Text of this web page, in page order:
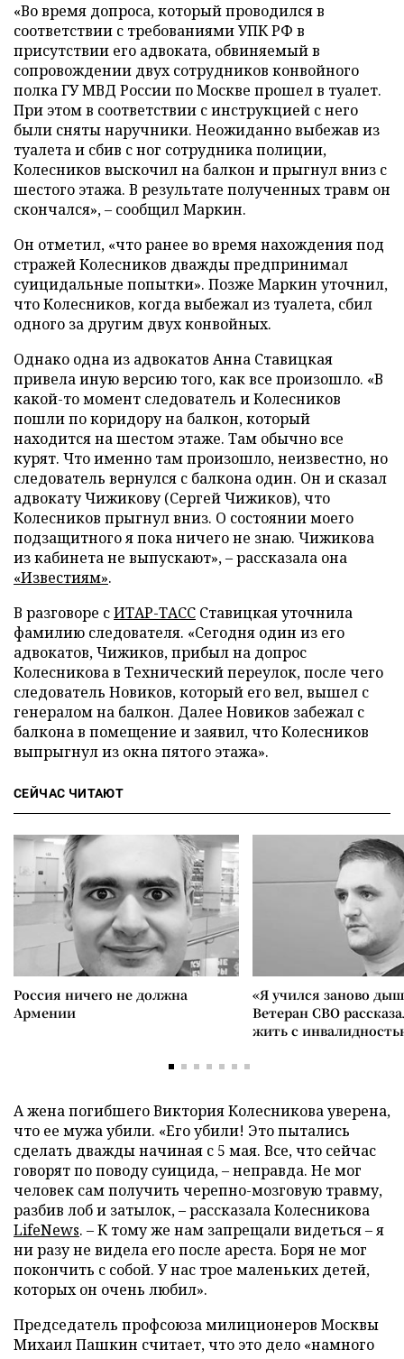
«Во время допроса, который проводился в
соответствии с требованиями УПК РФ в
присутствии его адвоката, обвиняемый в
сопровождении двух сотрудников конвойного
полка ГУ МВД России по Москве прошел в туалет.
При этом в соответствии с инструкцией с него
были сняты наручники. Неожиданно выбежав из
туалета и сбив с ног сотрудника полиции,
Колесников выскочил на балкон и прыгнул вниз с
шестого этажа. В результате полученных травм он
скончался»,– сообщил Маркин.
Он отметил, «что ранее во время нахождения под
стражей Колесников дважды предпринимал
суицидальные попытки». Позже Маркин уточнил,
что Колесников, когда выбежал из туалета, сбил
одного за другим двух конвойных.
Однако одна из адвокатов Анна Ставицкая
привела иную версию того, как все произошло. «В
какой-то момент следователь и Колесников
пошли по коридору на балкон, который
находится на шестом этаже. Там обычно все
курят. Что именно там произошло, неизвестно, но
следователь вернулся с балкона один. Он и сказал
адвокату Чижикову (Сергей Чижиков), что
Колесников прыгнул вниз. О состоянии моего
подзащитного я пока ничего не знаю. Чижикова
из кабинета не выпускают», – рассказала она
«Известиям».
В разговоре сИТАР-ТАСС Ставицкая уточнила
фамилию следователя. «Сегодня один из его
адвокатов, Чижиков, прибыл на допрос
Колесникова в Технический переулок, после чего
следователь Новиков, который его вел, вышел с
генералом на балкон. Далее Новиков забежал с
балкона в помещение и заявил, что Колесников
выпрыгнул из окна пятого этажа».
СЕЙЧАС ЧИТАЮТ
Россия ничего не должна
Армении
«Я учился заново
Ветеран СВО
жить с
А жена погибшего Виктория Колесникова уверена,
что ее мужа убили. «Его убили! Это пытались
сделать дважды начиная с 5 мая. Все, что сейчас
говорят по поводу суицида, – неправда. Не мог
человек сам получить черепно-мозговую травму,
разбив лоб и затылок, – рассказала Колесникова
LifeNews. – К тому же нам запрещали видеться – я
ни разу не видела его после ареста. Боря не мог
покончить с собой. У нас трое маленьких детей,
которых он очень любил».
Председатель профсоюза милиционеров Москвы
Михаил Пашкин считает, что это дело «намного